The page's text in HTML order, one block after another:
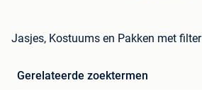
Jasjes, Kostuums en Pakken met filter
Gerelateerde zoektermen